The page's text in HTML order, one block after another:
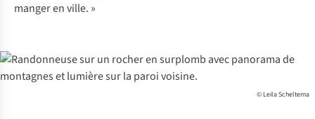
manger en ville. »
© Leila Scheltema